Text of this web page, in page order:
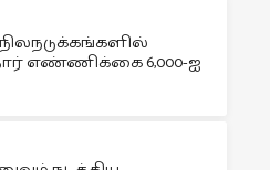
எண்ணிக்கை 6,000-ஐ